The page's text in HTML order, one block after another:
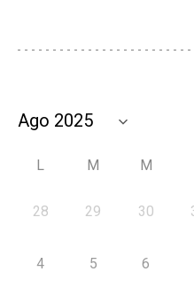
L M M
28 29 30
4 5 6